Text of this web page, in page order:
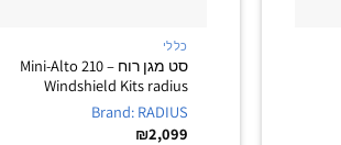
כללי
סט מגן רוח – Mini-Alto 210
Windshield Kits radius
Brand: RADIUS
₪2,099